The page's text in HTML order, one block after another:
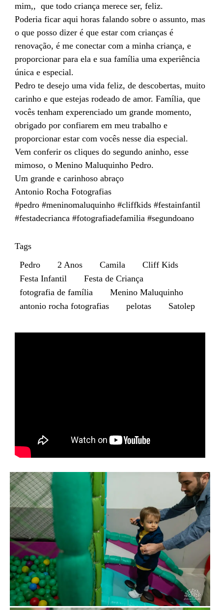
mim,, que todo criança merece ser, feliz.
Poderia ficar aqui horas falando sobre o assunto, mas
o que posso dizer é que estar com crianças é
renovação, é me conectar com a minha criança, e
proporcionar para ela e sua família uma experiência
única e especial.
Pedro te desejo uma vida feliz, de descobertas, muito
carinho e que estejas rodeado de amor. Família, que
vocês tenham experenciado um grande momento,
obrigado por confiarem em meu trabalho e
proporcionar estar com vocês nesse dia especial.
Vem conferir os cliques do segundo aninho, esse
mimoso, o Menino Maluquinho Pedro.
Um grande e carinhoso abraço
Antonio Rocha Fotografias
#pedro #meninomaluquinho #cliffkids #festainfantil
#festadecrianca #fotografiadefamilia #segundoano
Tags
Pedro
2 Anos Camila
Cliff Kids
Festa Infantil
Festa de Criança
fotografia de família
Menino Maluquinho
antonio rocha fotografias
pelotas Satolep